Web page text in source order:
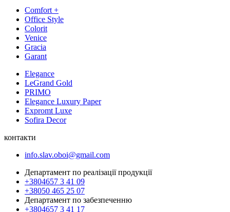
Comfort +
Office Style
Colorit
Venice
Gracia
Garant
Elegance
LeGrand Gold
PRIMO
Elegance Luxury Paper
Expromt Luxe
Sofira Decor
контакти
info.slav.oboi@gmail.com
Департамент по реалізації продукції
+3804657 3 41 09
+38050 465 25 07
Департамент по забезпеченню
+3804657 3 41 17